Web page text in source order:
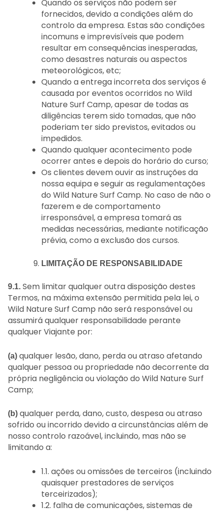
Quando os serviços não podem ser
fornecidos, devido a condições além do
controlo da empresa. Estas são condições
incomuns e imprevisíveis que podem
resultar em consequências inesperadas,
como desastres naturais ou aspectos
meteorológicos, etc;
Quando a entrega incorreta dos serviços é
causada por eventos ocorridos no Wild
Nature Surf Camp, apesar de todas as
diligências terem sido tomadas, que não
poderiam ter sido previstos, evitados ou
impedidos.
Quando qualquer acontecimento pode
ocorrer antes e depois do horário do curso;
Os clientes devem ouvir as instruções da
nossa equipa e seguir as regulamentações
do Wild Nature Surf Camp. No caso de não o
fazerem e de comportamento
irresponsável, a empresa tomará as
medidas necessárias, mediante notificação
prévia, como a exclusão dos cursos.
LIMITAÇÃO DE RESPONSABILIDADE
9.1. Sem limitar qualquer outra disposição destes
Termos, na máxima extensão permitida pela lei, o
Wild Nature Surf Camp não será responsável ou
assumirá qualquer responsabilidade perante
qualquer Viajante por:
(a) qualquer lesão, dano, perda ou atraso afetando
qualquer pessoa ou propriedade não decorrente da
própria negligência ou violação do Wild Nature Surf
Camp;
(b) qualquer perda, dano, custo, despesa ou atraso
sofrido ou incorrido devido a circunstâncias além de
nosso controlo razoável, incluindo, mas não se
limitando a:
1.1. ações ou omissões de terceiros (incluindo
quaisquer prestadores de serviços
terceirizados);
1.2. falha de comunicações, sistemas de